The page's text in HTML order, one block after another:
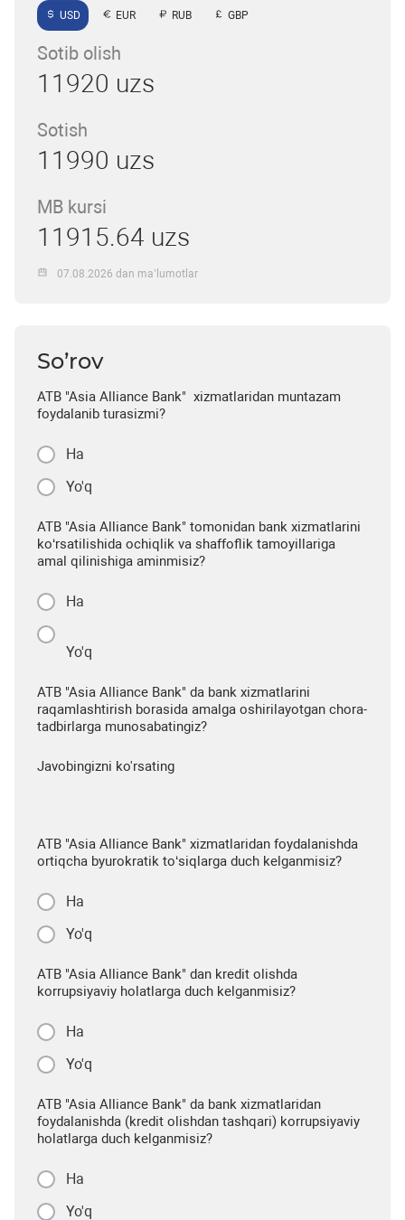
USD EUR RUB GBP
Sotib olish
11920 uzs
Sotish
11990 uzs
MB kursi
11915.64 uzs
07.08.2026 dan ma’lumotlar
So’rov
ATB "Asia Alliance Bank" xizmatlaridan muntazam
foydalanib turasizmi?
Ha
Yo'q
ATB "Asia Alliance Bank" tomonidan bank xizmatlarini
ko‘rsatilishida ochiqlik va shaffoflik tamoyillariga
amal qilinishiga aminmisiz?
Ha
Yo'q
ATB "Asia Alliance Bank" da bank xizmatlarini
raqamlashtirish borasida amalga oshirilayotgan chora-
tadbirlarga munosabatingiz?
Javobingizni ko'rsating
ATB "Asia Alliance Bank" xizmatlaridan foydalanishda
ortiqcha byurokratik to‘siqlarga duch kelganmisiz?
Ha
Yo'q
ATB "Asia Alliance Bank" dan kredit olishda
korrupsiyaviy holatlarga duch kelganmisiz?
Ha
Yo'q
ATB "Asia Alliance Bank" da bank xizmatlaridan
foydalanishda (kredit olishdan tashqari) korrupsiyaviy
holatlarga duch kelganmisiz?
Ha
Yo'q